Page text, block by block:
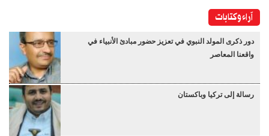
آراء وكتابات
دور ذكرى المولد النبوي في تعزيز حضور مبادئ الأنبياء في
واقعنا المعاصر
رسالة إلى تركيا وباكستان